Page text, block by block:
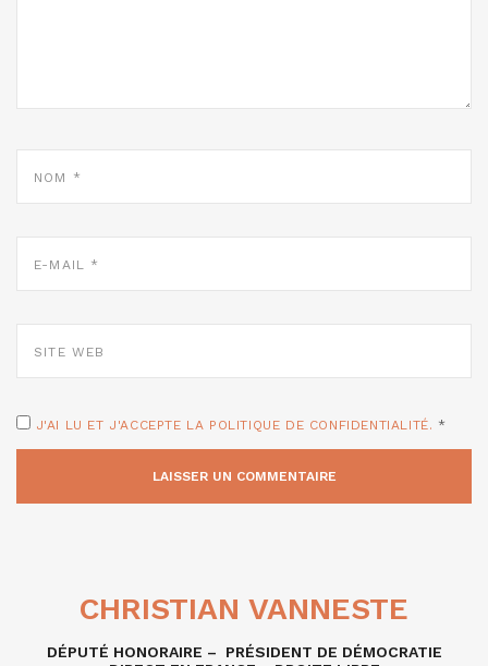
MAIL
WEB
J'AI LU ET J'ACCEPTE LA POLITIQUE DE CONFIDENTIALITÉ. *
CHRISTIAN VANNESTE
DÉPUTÉ HONORAIRE – PRÉSIDENT DE DÉMOCRATIE